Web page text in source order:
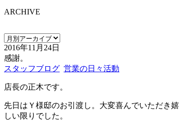
ARCHIVE
2016年11月24日
感謝。
スタッフブログ 営業の日々活動
店長の正木です。
先日はＹ様邸のお引渡し。大変喜んでいただき嬉
しい限りでした。